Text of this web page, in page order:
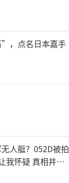
，点名日本嘉手
人艇？052D被拍
我怀疑 真相并非